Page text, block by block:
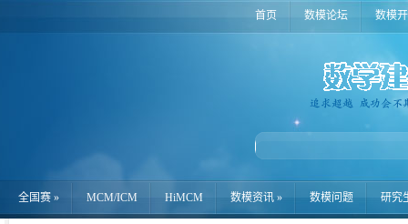
首页 数模论坛 数模
全国赛 » MCM/ICM HiMCM 数模资讯 » 数模问题 研究